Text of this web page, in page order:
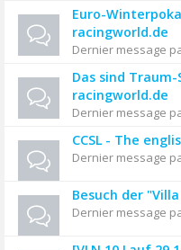
Euro-
racingworld.de
Dernier message
Das sind
racingworld.de
Dernier message
CCSL - The
Dernier message
Besuch der
Dernier message